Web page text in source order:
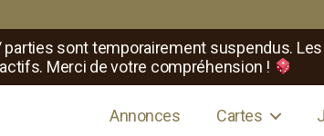
sont temporairement suspendus.
Merci de votre compréhension !
Annonces Cartes